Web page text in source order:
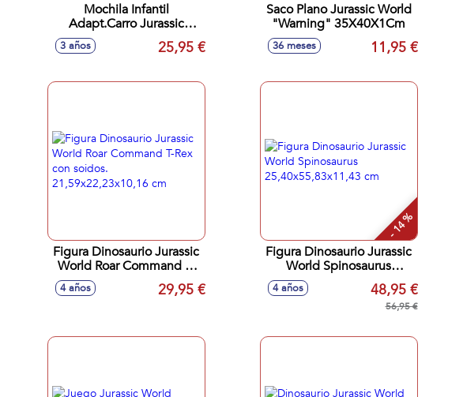
Mochila Infantil
Adapt.Carro Jurassic
World "Warning"
27X33X10Cm
3 años 25,95 €
Saco Plano Jurassic World
"Warning" 35X40X1Cm
36 meses 11,95 €
Figura Dinosaurio Jurassic
World Roar Command T-
Rex con soidos.
21,59x22,23x10,16 cm
4 años 29,95 €
- 14 %
Figura Dinosaurio Jurassic
World Spinosaurus
25,40x55,83x11,43 cm
4 años 48,95 €
56,95 €